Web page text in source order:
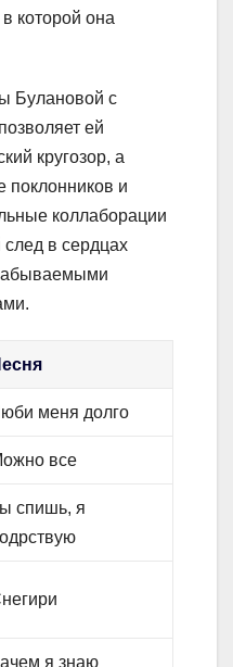
которой она
Булановой с
ей
кругозор, а
поклонников и
коллаборации
след в сердцах
меня долго
все
спишь, я
я знаю